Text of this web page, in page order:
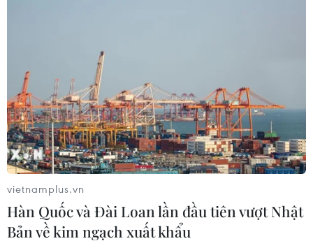
Sập công trình tháo dỡ trường tiểu học,
hai người thương vong
07/10/2019 14:42
Một người chết, một người bị thương khi tiến hành tháo
dỡ trường Tiểu học Nguyễn Sơn Hà trên đường Cao
Thắng, Quận 3 (Thành phố Hồ Chí Minh) trưa 7/10.
vietnamplus.vn
Hàn Quốc và Đài Loan lần đầu tiên vượt Nhật
Bản về kim ngạch xuất khẩu